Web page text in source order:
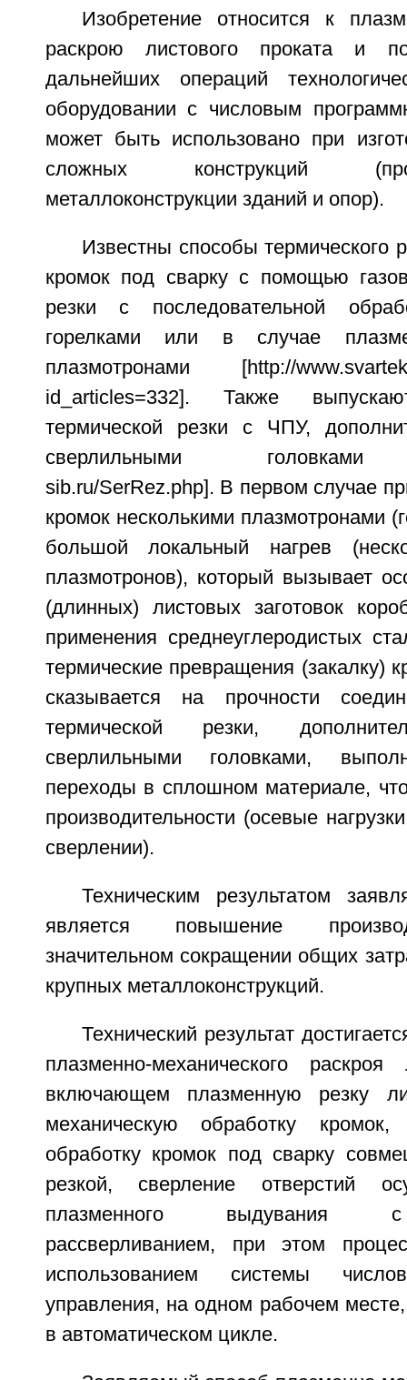
Изобретение относится к
раскрою листового проката и
дальнейших операций
оборудовании с числовым
может быть использовано при
сложных конструкций
металлоконструкции зданий и опор).
Известны способы термического
кромок под сварку с помощью
резки с последовательной
горелками или в случае
плазмотронами [http://
id_articles=332]. Также
термической резки с ЧПУ,
сверлильными головками
sib.ru/SerRez.php]. В первом случае
кромок несколькими плазмотронами
большой локальный нагрев
плазмотронов), который вызывает
(длинных) листовых заготовок
применения среднеуглеродистых
термические превращения (закалку)
сказывается на прочности
термической резки,
сверлильными головками,
переходы в сплошном материале,
производительности (осевые
сверлении).
Техническим результатом
является повышение
значительном сокращении общих
крупных металлоконструкций.
Технический результат
плазменно-механического раскроя
включающем плазменную резку
механическую обработку
обработку кромок под сварку
резкой, сверление отверстий
плазменного выдувания
рассверливанием, при этом
использованием системы
управления, на одном рабочем
в автоматическом цикле.